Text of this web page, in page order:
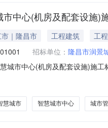
中心(机房及配套设施)
｜隆昌市 工程建筑
工程
招标单位： 隆昌市润景
城市中心(机房及配套设施)施
智慧城市项目可行性研究报告
慧城市 智慧城市中心 城市